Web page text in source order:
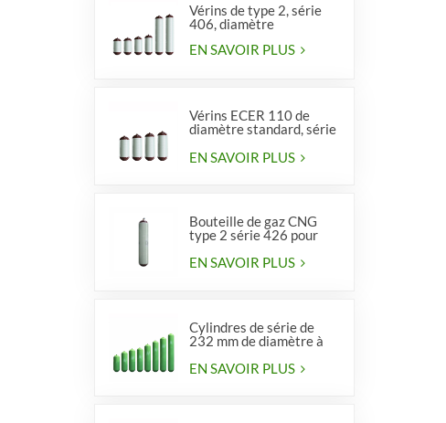
Vérins de type 2, série
406, diamètre
EN SAVOIR PLUS
Vérins ECER 110 de
diamètre standard, série
EN SAVOIR PLUS
Bouteille de gaz CNG
type 2 série 426 pour
véhicules
EN SAVOIR PLUS
Cylindres de série de
232 mm de diamètre à
EN SAVOIR PLUS